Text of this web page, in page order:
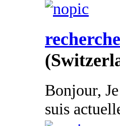
Bonjour,
suis